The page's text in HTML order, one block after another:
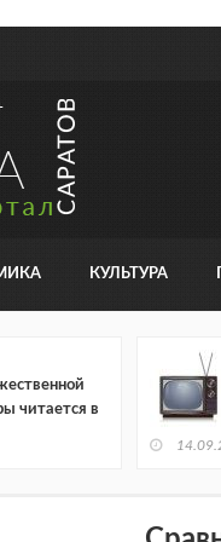
КУЛЬТУРА
читается в